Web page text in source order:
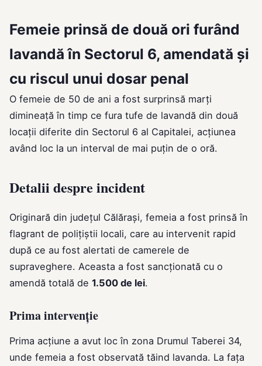
Femeie prinsă de două ori furând
lavandă în Sectorul 6, amendată și
cu riscul unui dosar penal
O femeie de 50 de ani a fost surprinsă marți
dimineață în timp ce fura tufe de lavandă din două
locații diferite din Sectorul 6 al Capitalei, acțiunea
având loc la un interval de mai puțin de o oră.
Detalii despre incident
Originară din județul Călărași, femeia a fost prinsă în
flagrant de polițiștii locali, care au intervenit rapid
după ce au fost alertati de camerele de
supraveghere. Aceasta a fost sancționată cu o
amendă totală de 1.500 de lei.
Prima intervenție
Prima acțiune a avut loc în zona Drumul Taberei 34,
unde femeia a fost observată tăind lavanda. La fața